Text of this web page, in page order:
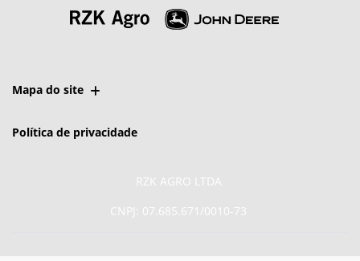
Mapa do site
Política de privacidade
RZK AGRO LTDA
CNPJ: 07.685.671/0010-73